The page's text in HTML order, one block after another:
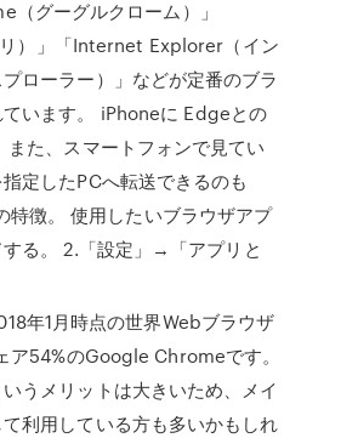
（グーグルクローム）」
リ）」「Internet Explorer（イン
ローラー）」などが定番のブラ
います。 iPhoneに Edgeとの
また、スマートフォンで見てい
定したPCへ転送できるのも
徴。 使用したいブラウザアプ
る。 2.「設定」→「アプリと
年1月時点の世界Webブラウザ
ア54%のGoogle Chromeです。
うメリットは大きいため、メイ
利用している方も多いかもしれ